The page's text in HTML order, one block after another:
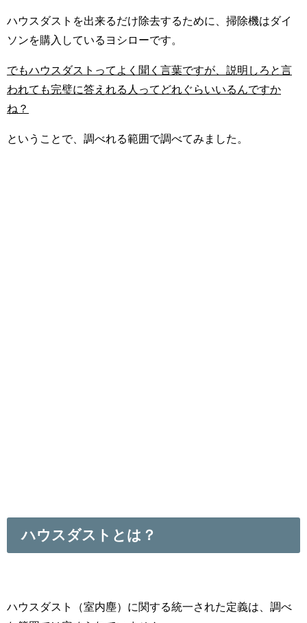
ハウスダストを出来るだけ除去するために、掃除機はダイ
ソンを購入しているヨシローです。
でもハウスダストってよく聞く言葉ですが、説明しろと言
われても完璧に答えれる人ってどれぐらいいるんですか
ね？
ということで、調べれる範囲で調べてみました。
ハウスダストとは？
ハウスダスト（室内塵）に関する統一された定義は、調べ